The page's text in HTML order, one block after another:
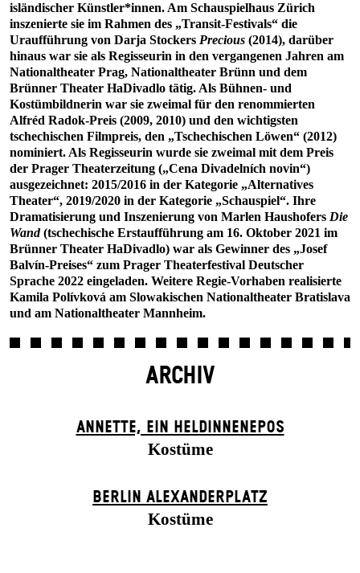
isländischer Künstler*innen. Am Schauspielhaus Zürich
inszenierte sie im Rahmen des „Transit-Festivals“ die
Uraufführung von Darja Stockers Precious (2014), darüber
hinaus war sie als Regisseurin in den vergangenen Jahren am
Nationaltheater Prag, Nationaltheater Brünn und dem
Brünner Theater HaDivadlo tätig. Als Bühnen- und
Kostümbildnerin war sie zweimal für den renommierten
Alfréd Radok-Preis (2009, 2010) und den wichtigsten
tschechischen Filmpreis, den „Tschechischen Löwen“ (2012)
nominiert. Als Regisseurin wurde sie zweimal mit dem Preis
der Prager Theaterzeitung („Cena Divadelních novin“)
ausgezeichnet: 2015/2016 in der Kategorie „Alternatives
Theater“, 2019/2020 in der Kategorie „Schauspiel“. Ihre
Dramatisierung und Inszenierung von Marlen Haushofers Die
Wand(tschechische Erstaufführung am 16. Oktober 2021 im
Brünner Theater HaDivadlo) war als Gewinner des „Josef
Balvín-Preises“ zum Prager Theaterfestival Deutscher
Sprache 2022 eingeladen. Weitere Regie-Vorhaben realisierte
Kamila Polívková am Slowakischen Nationaltheater Bratislava
und am Nationaltheater Mannheim.
ARCHIV
ANNETTE, EIN HELDINNENEPOS
Kostüme
BERLIN ALEXANDER­PLATZ
Kostüme